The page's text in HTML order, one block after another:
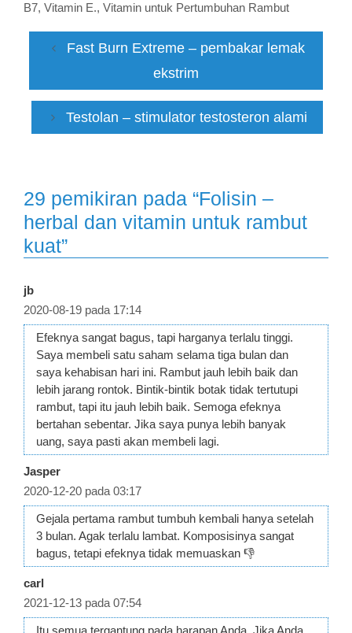
B7, Vitamin E., Vitamin untuk Pertumbuhan Rambut
Fast Burn Extreme – pembakar lemak
ekstrim
Testolan – stimulator testosteron alami
29 pemikiran pada “Folisin –
herbal dan vitamin untuk rambut
kuat”
jb
2020-08-19 pada 17:14
Efeknya sangat bagus, tapi harganya terlalu tinggi.
Saya membeli satu saham selama tiga bulan dan
saya kehabisan hari ini. Rambut jauh lebih baik dan
lebih jarang rontok. Bintik-bintik botak tidak tertutupi
rambut, tapi itu jauh lebih baik. Semoga efeknya
bertahan sebentar. Jika saya punya lebih banyak
uang, saya pasti akan membeli lagi.
Jasper
2020-12-20 pada 03:17
Gejala pertama rambut tumbuh kembali hanya setelah
3 bulan. Agak terlalu lambat. Komposisinya sangat
bagus, tetapi efeknya tidak memuaskan 👎
carl
2021-12-13 pada 07:54